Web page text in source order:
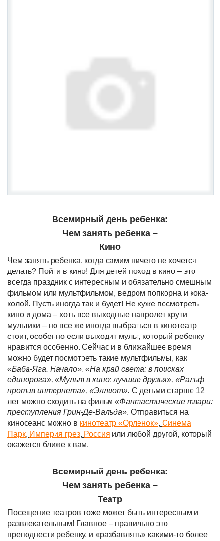
Всемирный день ребенка:
Чем занять ребенка –
Кино
Чем занять ребенка, когда самим ничего не хочется
делать? Пойти в кино! Для детей поход в кино – это
всегда праздник с интересным и обязательно смешным
фильмом или мультфильмом, ведром попкорна и кока-
колой. Пусть иногда так и будет! Не хуже посмотреть
кино и дома – хоть все выходные напролет крути
мультики – но все же иногда выбраться в кинотеатр
стоит, особенно если выходит мульт, который ребенку
нравится особенно. Сейчас и в ближайшее время
можно будет посмотреть такие мультфильмы, как
«Баба-Яга. Начало», «На край света: в поисках
единорога», «Мульт в кино: лучшие друзья», «Ральф
против интернета», «Эллиот». С детьми старше 12
лет можно сходить на фильм «Фантастические твари:
преступления Грин-Де-Вальда». Отправиться на
киносеанс можно в кинотеатр «Орленок», Синема
Парк, Империя грез, Россия или любой другой, который
окажется ближе к вам.
Всемирный день ребенка:
Чем занять ребенка –
Театр
Посещение театров тоже может быть интересным и
развлекательным! Главное – правильно это
преподнести ребенку, и «разбавлять» какими-то более